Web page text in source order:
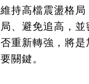
持高檔震盪格局
局、避免追高，
重新轉強，將
關鍵。